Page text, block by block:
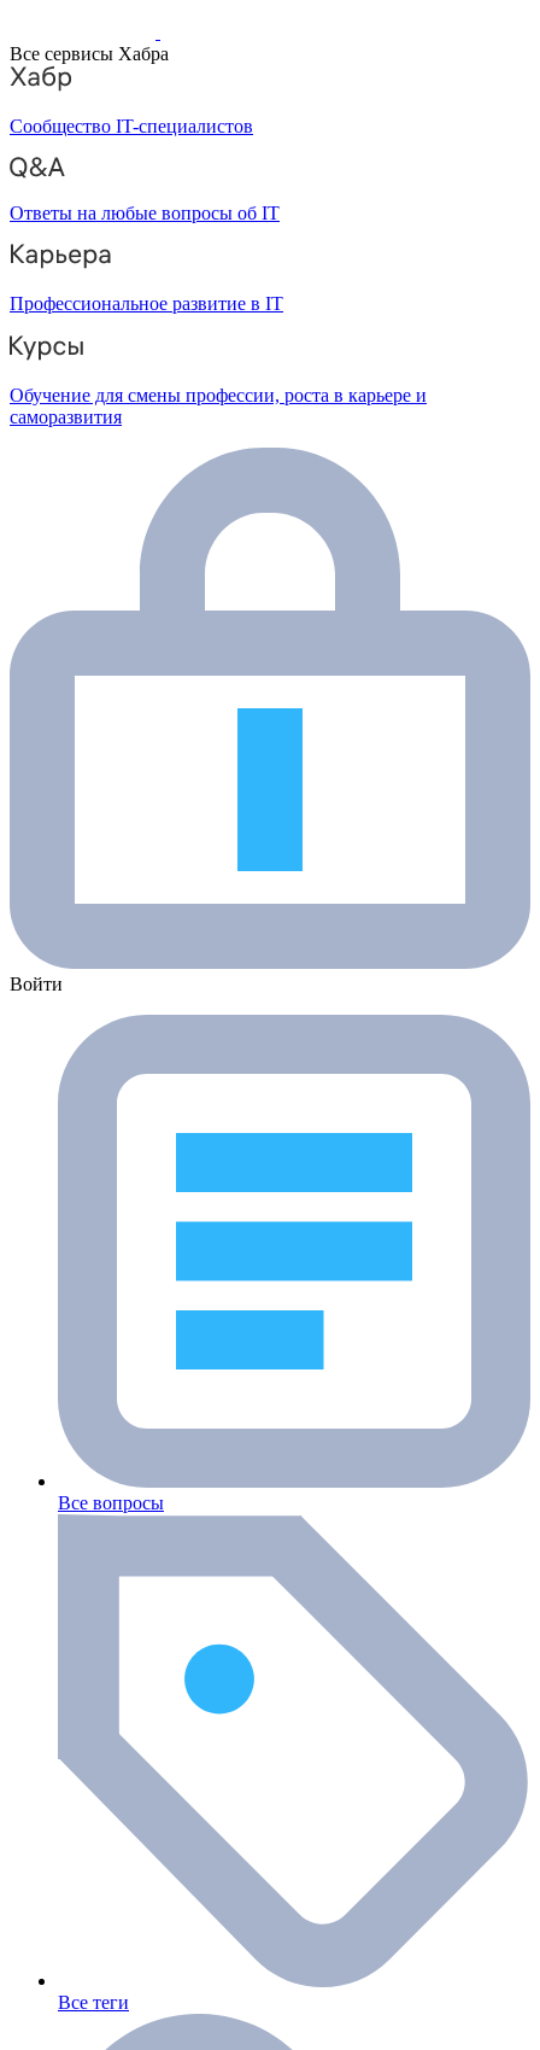
Все сервисы Хабра
Сообщество IT-специалистов
Ответы на любые вопросы об IT
Профессиональное развитие в IT
Обучение для смены профессии, роста в карьере и
саморазвития
Войти
Все вопросы
Все теги